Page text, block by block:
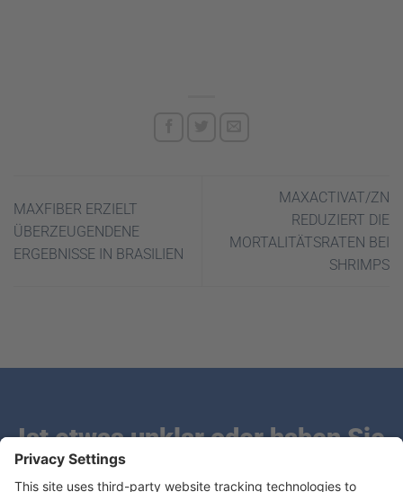
MAXFIBER ERZIELT
ÜBERZEUGENDENE
ERGEBNISSE IN BRASILIEN
MAXACTIVAT/ZN
REDUZIERT DIE
MORTALITÄTSRATEN BEI
SHRIMPS
Ist etwas unklar oder haben Sie